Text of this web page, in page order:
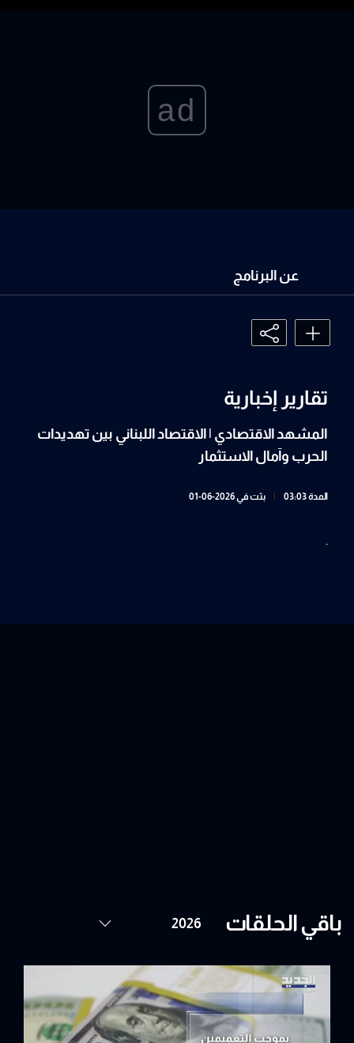
ad
عن البرنامج
تقارير إخبارية
المشهد الاقتصادي | الاقتصاد اللبناني بين تهديدات
الحرب وآمال الاستثمار
المدة 03:03 بثت في 2026-06-01
.
باقي الحلقات